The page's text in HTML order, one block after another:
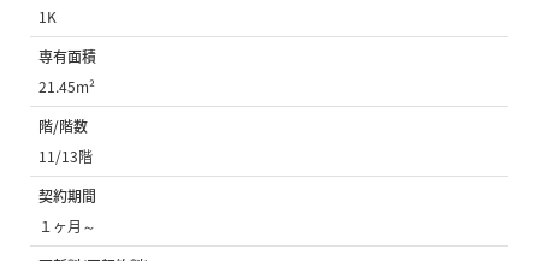
1K
専有面積
21.45m²
階/階数
11/13階
契約期間
１ヶ月～